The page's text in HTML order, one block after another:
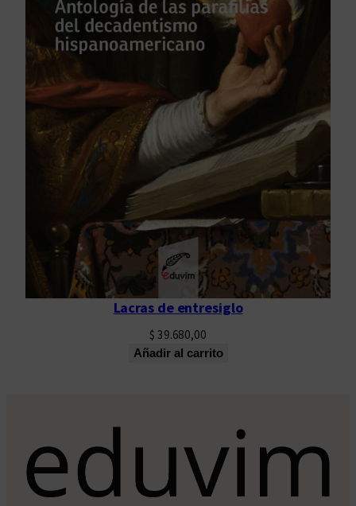
Lacras de entresiglo
$ 39.680,00
Añadir al carrito